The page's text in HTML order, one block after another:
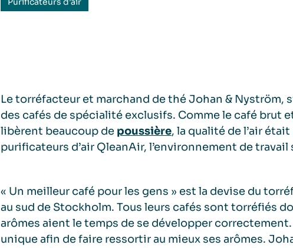
Le torréfacteur et marchand de thé Johan & Nyström,
des cafés de spécialité exclusifs. Comme le café brut
libèrent beaucoup de poussière, la qualité de l’air
purificateurs d’air QleanAir, l’environnement de
« Un meilleur café pour les gens » est la devise du
au sud de Stockholm. Tous leurs cafés sont torréfiés
arômes aient le temps de se développer
unique afin de faire ressortir au mieux ses arômes.